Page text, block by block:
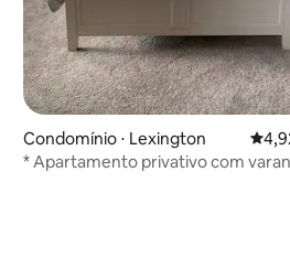
Condomínio ⋅ Lexington 4,92
* Apartamento privativo com